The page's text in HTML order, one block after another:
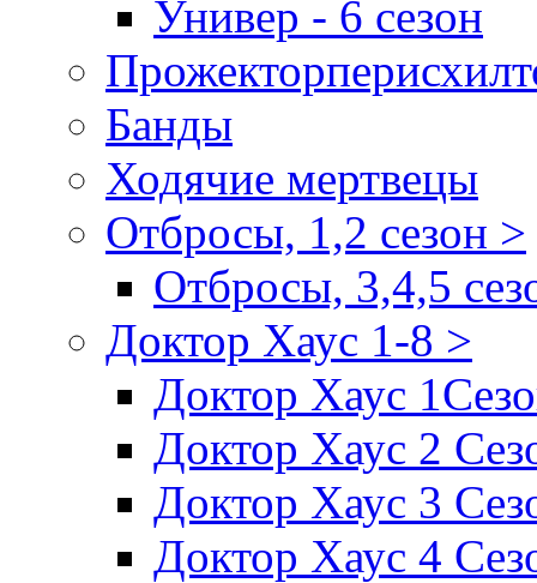
Универ - 6 сезон
Банды
Ходячие мертвецы
Отбросы, 1,2 сезон >
Отбросы, 3,4,5
Доктор Хаус 1-8 >
Доктор Хаус
Доктор Хаус 2
Доктор Хаус 3
Доктор Хаус 4